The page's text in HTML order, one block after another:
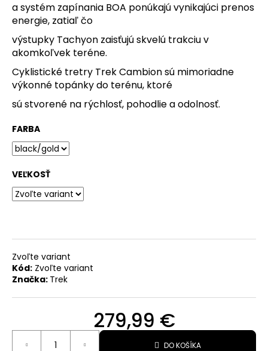
a systém zapínania BOA ponúkajú vynikajúci prenos
energie, zatiaľ čo
výstupky Tachyon zaisťujú skvelú trakciu v
akomkoľvek teréne.
Cyklistické tretry Trek Cambion sú mimoriadne
výkonné topánky do terénu, ktoré
sú stvorené na rýchlosť, pohodlie a odolnosť.
FARBA
VEĽKOSŤ
Zvoľte variant
Kód: Zvoľte variant
Značka: Trek
279,99 €
Jednotková
DO KOŠÍKA
č
a
m
e
PRILBA
HORSKÚ
CYKLISTIKU
TREK
QUANTUM
82,99
€
Pôvodne: